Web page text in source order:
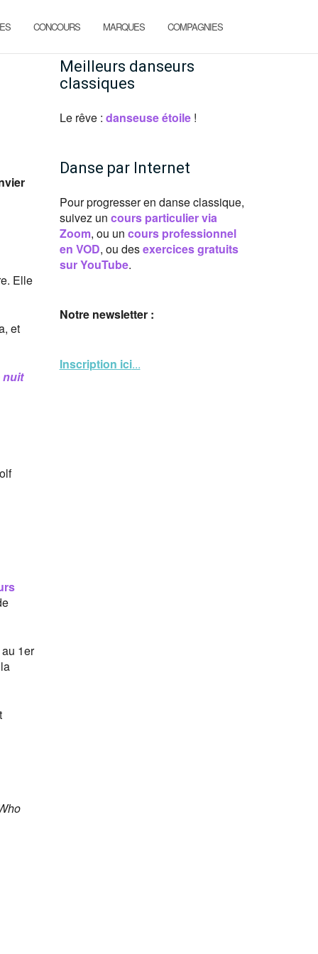
CONCOURS MARQUES COMPAGNIES
Elle
et
nuit
1er
Meilleurs danseurs
classiques
Le rêve : danseuse étoile!
Danse par Internet
Pour progresser en danse classique,
suivez un cours particulier via
Zoom, ou un cours professionnel
en VOD, ou desexercices gratuits
sur YouTube.
Notre newsletter :
Inscription ici...